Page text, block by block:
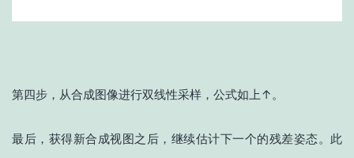
第四步，从合成图像进行双线性采样，公式如上↑。
最后，获得新合成视图之后，继续估计下一个的残差姿态。此